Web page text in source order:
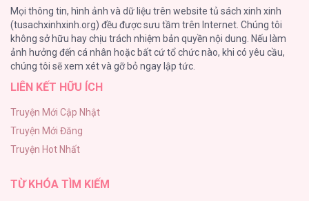
98
TUYỂN TẬP: TRAI CÓ LỒN
92
Kiếp Này Ta Sẽ Trở Thành Gia Chủ
Vết Tích Của Ánh Dương
89
Mọi thông tin, hình ảnh và dữ liệu trên website tủ sách xinh xinh
(tusachxinhxinh.org) đều được sưu tầm trên Internet. Chúng tôi
không sở hữu hay chịu trách nhiệm bản quyền nội dung. Nếu làm
ảnh hưởng đến cá nhân hoặc bất cứ tổ chức nào, khi có yêu cầu,
chúng tôi sẽ xem xét và gỡ bỏ ngay lập tức.
LIÊN KẾT HỮU ÍCH
Truyện Mới Cập Nhật
Truyện Mới Đăng
Truyện Hot Nhất
TỪ KHÓA TÌM KIẾM